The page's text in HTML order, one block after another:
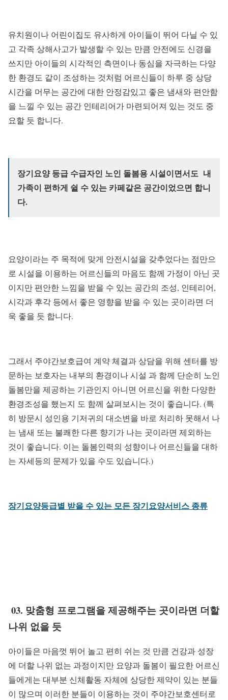
유치원이나 어린이집도 유사하게 아이들이 뛰어 다닐 수 있
고 각족 상해사고가 발생할 수 있는 만큼 안전에도 신경을
쓰지만 아이들의 시각적인 측면이나 동심을 자극하는 다양
한 환경도 같이 조성하는 것처럼 어르신들이 하루 중 상당
시간을 머무는 공간에 대한 안정감있고 좋은 냄새와 편안함
을 느낄 수 있는 공간 인테리어가 마련되어져 있는 것도 중
요할 듯 합니다.
장기요양 등급 수급자인 노인 돌봄용 시설이면서도 내
가족이 편하게 쉴 수 있는 카페같은 공간이었으면 합니
다.
요양이라는 주 목적에 맞게 안전시설을 갖추었다는 점만으
로 시설을 이용하는 어르신들의 마음도 함께 가정이 아닌 곳
이지만 편안한 느낌을 받을 수 있는 공간의 조성, 인테리어,
시각과 후각 등에서 좋은 영향을 받을 수 있는 곳이라면 더
욱 좋을 듯 합니다.
그래서 주야간보호급여 계약 체결과 상담을 위해 센터를 방
문하는 보호자는 내부의 환경이나 시설 과 함께 단순히 노인
돌봄만을 제공하는 기관인지 아니면 어르신을 위한 다양한
환경조성을 했는지 도 함께 살펴보시는 것이 좋습니다. (특
히 방문시 성인용 기저귀의 대소변을 바로 처리하 못해서 나
는 냄새 또는 불쾌한 다른 향기가 나는 곳이라면 제외하는
것이 좋습니다. 이는 돌봄인력의 성향이나 어르신들을 대하
는 자세등의 문제가 있을 수도 있습니다.)
장기요양등급별 받을 수 있는 모든 장기요양서비스 종류
03. 맞춤형 프로그램을 제공해주는 곳이라면 더할
나위 없을 듯
아이들은 마음껏 뛰어 놀고 편히 쉬는 것 만큼 건강과 성장
에 더할 나위 없는 과정이지만 요양과 돌봄이 필요한 어르신
들에게는 대부분 신체활동 자체에 상당한 제약이 있는 분들
이 많으며 이러한 분들이 이용하는 것이 주야간보호센터로